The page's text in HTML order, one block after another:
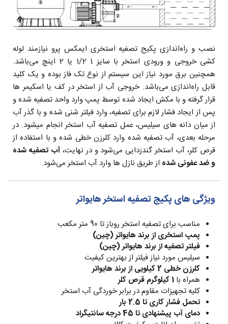
نصب و راه‌اندازی پکیج تصفیه استخری ایمکس پرو نیازمند لوله
کشی خروجی و ورودی استخر با سایز 1 1/2 یا 2 اینچ می‌باشد.
همچنین برق مورد نیاز این سیستم از نوع تک فاز بوده و یک کلید
قابل راه‌اندازی می‌باشد. خروجی آب از استخر در کف یا اسکیمر ها
قرار گرفته و با مکش ایجاد شده توسط پمپ وارد واحد تصفیه شده و
پس از ایجاد فشار لازم برای تصفیه، وارد فیلتر شنی شده و با گذر آب
از میان دانه های سیلیس، عمل تصفیه آب استخر انجام میشود. در
مرحله بعدی، آب تصفیه شده وارد کلرزن خطی شده و با استفاده از
قرص کلر، آب استخر گندزدایی می‌شود و در نهایت،آب تصفیه شده
و ضد عفونی شده از طریق نازل ها وارد آب استخر می‌شود.
ویژگی های پکیج تصفیه استخر هایواتر
مناسب برای تصفیه استخر روباز تا 90 متر مکعب
پمپ استخری از برند هایواتر (چین)
فیلتر تصفیه از برند هایواتر (چین)
سیلیس مورد نیاز فیلتر از بهترین کیفیت
کلرزن خطی 2 کیلویی از برند هایواتر
همراه با 1 کیلوگرم قرص کلر
کلیه تجهیزات مقاوم در برابر خوردگی آب استخر
تحمل فشار کاری تا 2.5 بار
دمای آب پیشنهادی تا 45 درجه سانتیگراد